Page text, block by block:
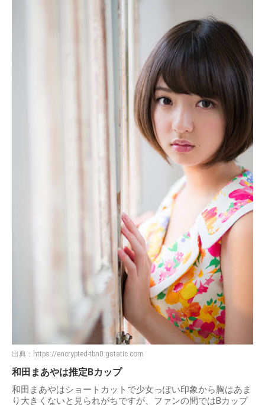
出典： https://encrypted-tbn0.gstatic.com
和田まあやは推定Bカップ
和田まあやはショートカットで少女っぽい印象から胸はあま
り大きくないと見られがちですが、ファンの間ではBカップ